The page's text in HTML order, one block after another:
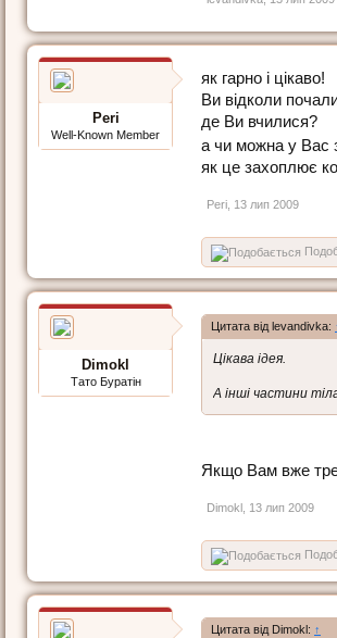
Peri
Well-Known Member
як гарно і цікаво!
Ви відколи
де Ви вчилися?
а чи можна у Вас
як це захоплює
Peri 13 лип 2009
Dimokl
Тато Буратін
Цитата від levandivka:
Цікава ідея.
А інші частини
Якщо Вам вже
Dimokl 13 лип 2009
Цитата від Dimokl: ↑